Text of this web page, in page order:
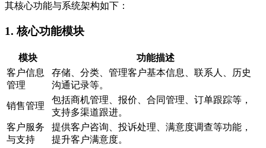
其核心功能与系统架构如下：
1.核心功能模块
模块
功能描述
客户信息
管理
存储、分类、管理客户基本信息、联系人、历史
沟通记录等。
销售管理
包括商机管理、报价、合同管理、订单跟踪等，
支持多渠道跟进。
客户服务
与支持
提供客户咨询、投诉处理、满意度调查等功能，
提升客户满意度。